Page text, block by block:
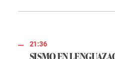
21:36
SISMO EN